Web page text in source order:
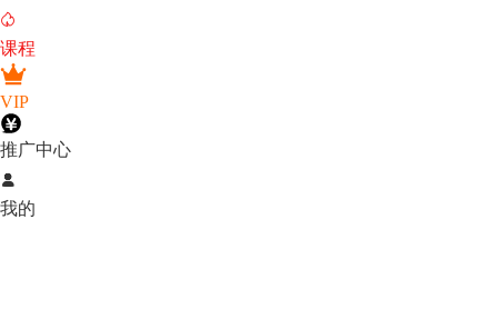

课程
VIP
推广中心

我的